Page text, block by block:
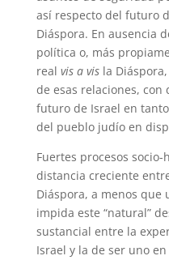
así respecto del futuro
Diáspora. En ausencia
política o, más
real vis a visla
de esas relaciones,
futuro de Israel en
del pueblo judío en
Fuertes procesos
distancia creciente
Diáspora, a menos
impida este “natural”
sustancial entre la
Israel y la de ser uno